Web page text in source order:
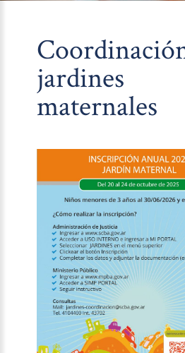
jardines
maternales